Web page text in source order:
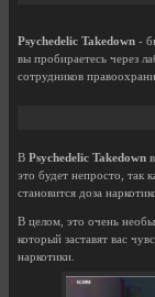
Psychedelic Takedown -
вы пробираетесь через
сотрудников
В Psychedelic Takedown
это будет непросто, так
становится доза
В целом, это очень
который заставят вас
наркотики.